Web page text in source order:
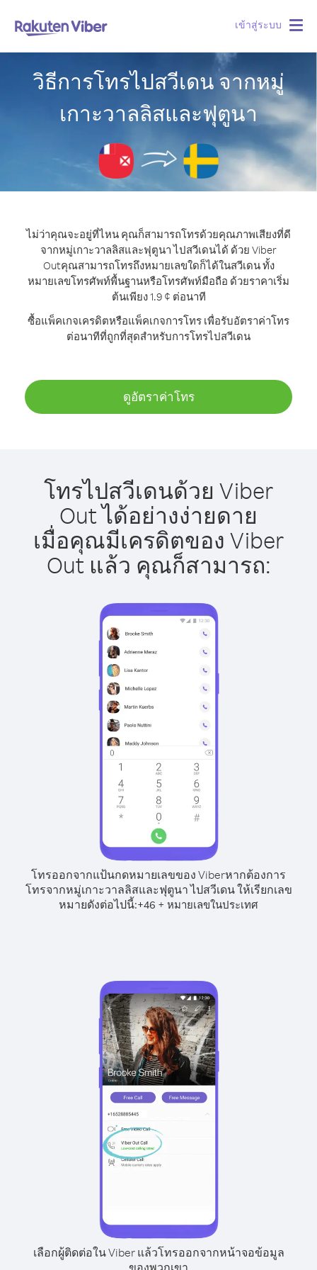
เข้าสู่ระบบ
วิธีการโทรไปสวีเดน จากหมู่
เกาะวาลลิสและฟุตูนา
ไม่ว่าคุณจะอยู่ที่ไหน คุณก็สามารถโทรด้วยคุณภาพเสียงที่ดี
จากหมู่เกาะวาลลิสและฟุตูนา ไปสวีเดนได้ ด้วย Viber
Outคุณสามารถโทรถึงหมายเลขใดก็ได้ในสวีเดน ทั้ง
หมายเลขโทรศัพท์พื้นฐานหรือโทรศัพท์มือถือ ด้วยราคาเริ่ม
ต้นเพียง 1.9 ¢ ต่อนาที
ซื้อแพ็คเกจเครดิตหรือแพ็คเกจการโทร เพื่อรับอัตราค่าโทร
ต่อนาทีที่ถูกที่สุดสำหรับการโทรไปสวีเดน
ดูอัตราค่าโทร
โทรไปสวีเดนด้วย Viber
Out ได้อย่างง่ายดาย
เมื่อคุณมีเครดิตของ Viber
Out แล้ว คุณก็สามารถ:
โทรออกจากแป้นกดหมายเลขของ Viberหากต้องการ
โทรจากหมู่เกาะวาลลิสและฟุตูนา ไปสวีเดน ให้เรียกเลข
หมายดังต่อไปนี้:+46 + หมายเลขในประเทศ
เลือกผู้ติดต่อใน Viber แล้วโทรออกจากหน้าจอข้อมูล
ของพวกเขา